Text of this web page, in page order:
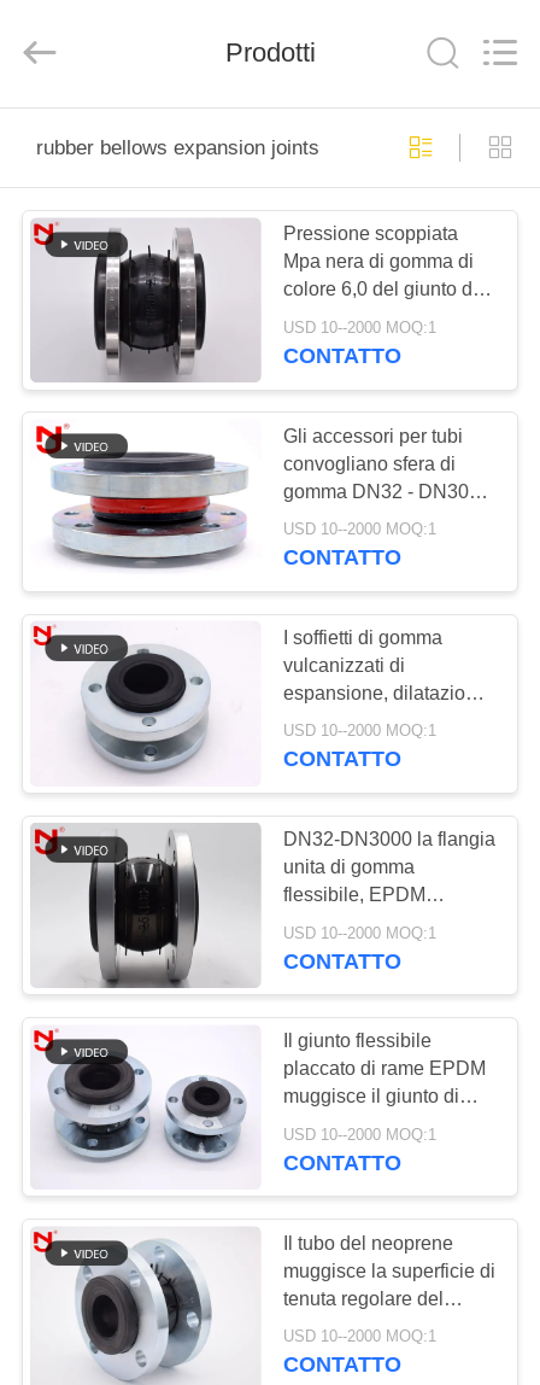
PRODOTTI
MOSTRA
CIRCA
NOI
GIRO
DELLA
FABBRICA
CONTROLLO
QUALITÀ
CONTATTICI
NOTIZIE
RICHIEDA
UNA
CITAZIONE
MAPPA
DEL
SITO
POLITICA
SULLA
PRIVACY
Songjiang
Jingning
Co.,Ltd..
Reserved.
Prodotti
rubber bellows expansion joints
Pressione scoppiata
Mpa nera di gomma di
colore 6,0 del giunto di
dilatazione dei soffietti
del tubo di isolamento
USD 10--2000 MOQ:1
CONTATTO
Gli accessori per tubi
convogliano sfera di
gomma DN32 - DN3000
del giunto di dilatazione
dei soffietti la singola
USD 10--2000 MOQ:1
CONTATTO
I soffietti di gomma
vulcanizzati di
espansione, dilatazione
di gomma dei soffietti
giunto 120mm
USD 10--2000 MOQ:1
CONTATTO
DN32-DN3000 la flangia
unita di gomma
flessibile, EPDM
muggisce la stalla
termica del giunto di
USD 10--2000 MOQ:1
CONTATTO
Il giunto flessibile
placcato di rame EPDM
muggisce il giunto di
dilatazione per il tubo
USD 10--2000 MOQ:1
CONTATTO
Il tubo del neoprene
muggisce la superficie di
tenuta regolare del
giunto di dilatazione a 6
pollici per i sistemi del
USD 10--2000 MOQ:1
CONTATTO